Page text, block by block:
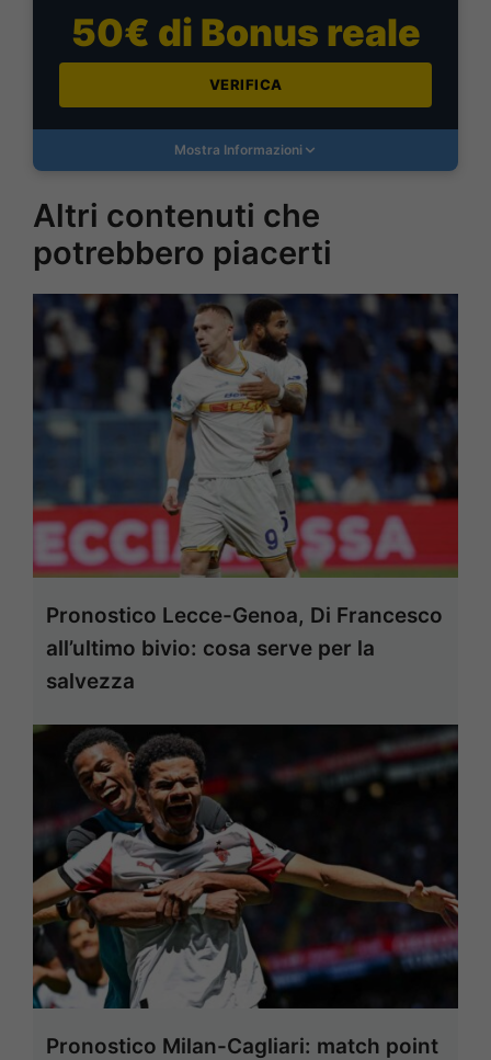
50€ di Bonus reale
VERIFICA
Mostra Informazioni
Altri contenuti che
potrebbero piacerti
Pronostico Lecce-Genoa, Di Francesco
all’ultimo bivio: cosa serve per la
salvezza
Pronostico Milan-Cagliari: match point